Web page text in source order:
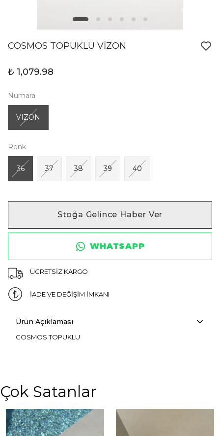
COSMOS TOPUKLU VİZON
₺ 1,079.98
Numara
VIZON
Renk
36 37 38 39 40
Stoğa Gelince Haber Ver
WHATSAPP
ÜCRETSİZ KARGO
İADE VE DEĞİŞİM İMKANI
Ürün Açıklaması
COSMOS TOPUKLU
Çok Satanlar